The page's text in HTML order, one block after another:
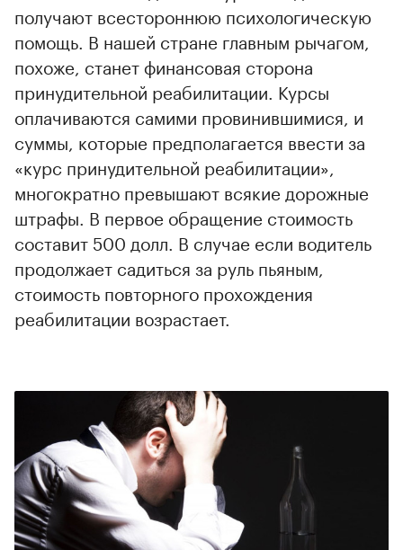
получают всестороннюю психологическую
помощь. В нашей стране главным рычагом,
похоже, станет финансовая сторона
принудительной реабилитации. Курсы
оплачиваются самими провинившимися, и
суммы, которые предполагается ввести за
«курс принудительной реабилитации»,
многократно превышают всякие дорожные
штрафы. В первое обращение стоимость
составит 500 долл. В случае если водитель
продолжает садиться за руль пьяным,
стоимость повторного прохождения
реабилитации возрастает.